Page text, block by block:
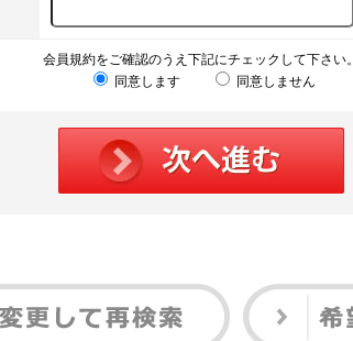
会員規約をご確認のうえ下記にチェックして下さい。
同意します
同意しません